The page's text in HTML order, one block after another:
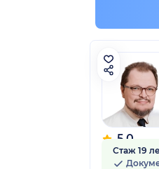
5.0
3 отзыва
Стаж 19